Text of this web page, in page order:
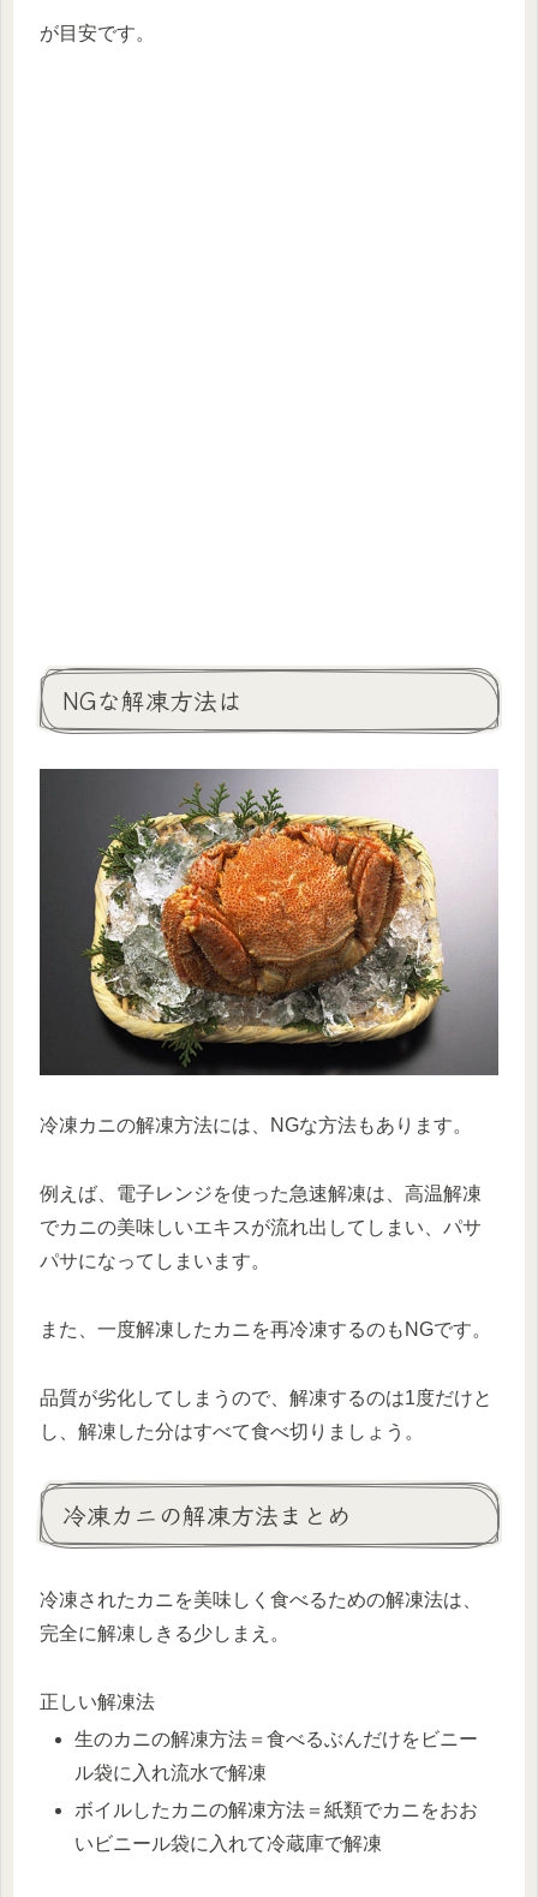
が目安です。
NGな解凍方法は
冷凍カニの解凍方法には、NGな方法もあります。
例えば、電子レンジを使った急速解凍は、高温解凍
でカニの美味しいエキスが流れ出してしまい、パサ
パサになってしまいます。
また、一度解凍したカニを再冷凍するのもNGです。
品質が劣化してしまうので、解凍するのは1度だけと
し、解凍した分はすべて食べ切りましょう。
冷凍カニの解凍方法まとめ
冷凍されたカニを美味しく食べるための解凍法は、
完全に解凍しきる少しまえ。
正しい解凍法
生のカニの解凍方法＝食べるぶんだけをビニー
ル袋に入れ流水で解凍
ボイルしたカニの解凍方法＝紙類でカニをおお
いビニール袋に入れて冷蔵庫で解凍